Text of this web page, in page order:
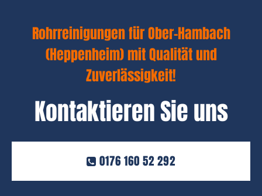
Rohrreinigungen für Ober-Hambach
(Heppenheim) mit Qualität und
Zuverlässigkeit!
Kontaktieren Sie uns
0176 160 52 292